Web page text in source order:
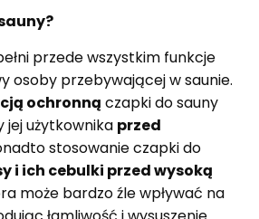
przede wszystkim funkcje
osoby przebywającej w saunie.
ochronną czapki do sauny
jej użytkownika przed
stosowanie czapki do
i ich cebulki przed wysoką
może bardzo źle wpływać na